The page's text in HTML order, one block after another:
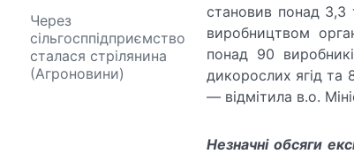
Через
сільгосппідприємство
сталася стрілянина
(Агроновини)
становив понад
виробництвом
понад 90
дикорослих ягід та
— відмітила в.о.
Незначні обсяги